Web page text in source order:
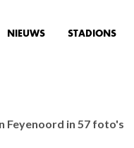
NIEUWS STADIONS
Feyenoord in 57 foto's